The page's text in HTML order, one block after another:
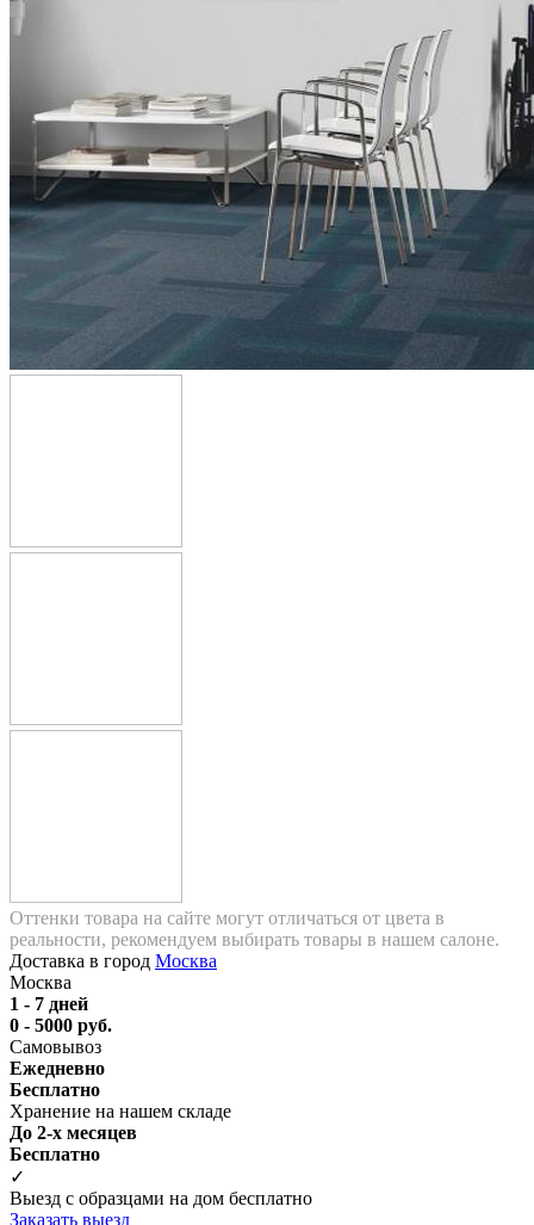
Оттенки товара на сайте могут отличаться от цвета в
реальности, рекомендуем выбирать товары в нашем салоне.
Доставка в город Москва
Москва
1 - 7 дней
0 - 5000 руб.
Самовывоз
Ежедневно
Бесплатно
Хранение на нашем складе
До 2-х месяцев
Бесплатно
✓
Выезд с образцами на дом бесплатно
Заказать выезд